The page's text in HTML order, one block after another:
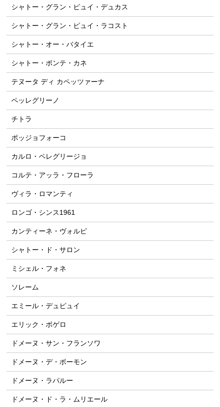
シャトー・グラン・ピュイ・デュカス
シャトー・グラン・ピュイ・ラコスト
シャトー・オー・バタイエ
シャトー・ポンテ・カネ
テヌータ ディ カペッツァーナ
ペッレグリーノ
チトラ
ポッジョフォーコ
カルロ・ペレグリージョ
コルテ・アッラ・フローラ
ヴィラ・ロマンティ
ロンゴ・シンス1961
カンティーネ・ヴォルピ
シャトー・ド・サロン
ミシェル・フォネ
ソレーム
エミール・デュピュイ
エリック・ボゲロ
ドメーヌ・サン・フランソワ
ドメーヌ・デ・ボーモン
ドメーヌ・ラパルー
ドメーヌ・ド・ラ・ムリエール